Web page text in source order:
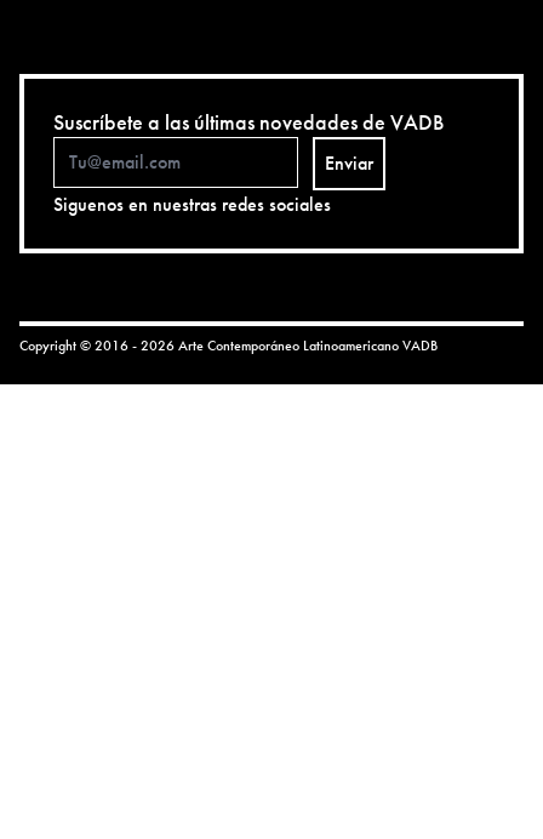
Suscríbete a las últimas novedades de VADB
Enviar
Siguenos en nuestras redes sociales
Copyright © 2016 - 2026 Arte Contemporáneo LatinoamericanoVADB